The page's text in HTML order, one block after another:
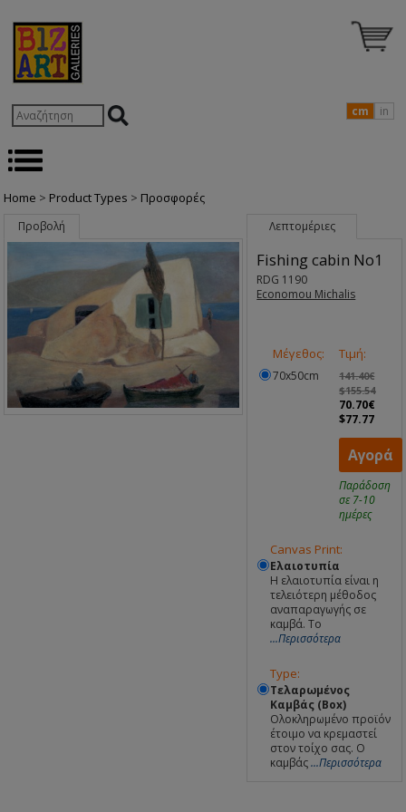
cm in
Home > Product Types > Προσφορές
Προβολή Λεπτομέριες
Fishing cabin No1
RDG 1190
Economou Michalis
Μέγεθος:
70x50cm
Τιμή:
141.40€
$155.54
70.70€
$77.77
Αγορά
Παράδοση
σε 7-10
ημέρες
Canvas Print:
Ελαιοτυπία
Η ελαιοτυπία είναι η
τελειότερη μέθοδος
αναπαραγωγής σε
καμβά. Το
...Περισσότερα
Type:
Τελαρωμένος
Καμβάς (Box)
Ολοκληρωμένο προϊόν
έτοιμο να κρεμαστεί
στον τοίχο σας. Ο
καμβάς...Περισσότερα